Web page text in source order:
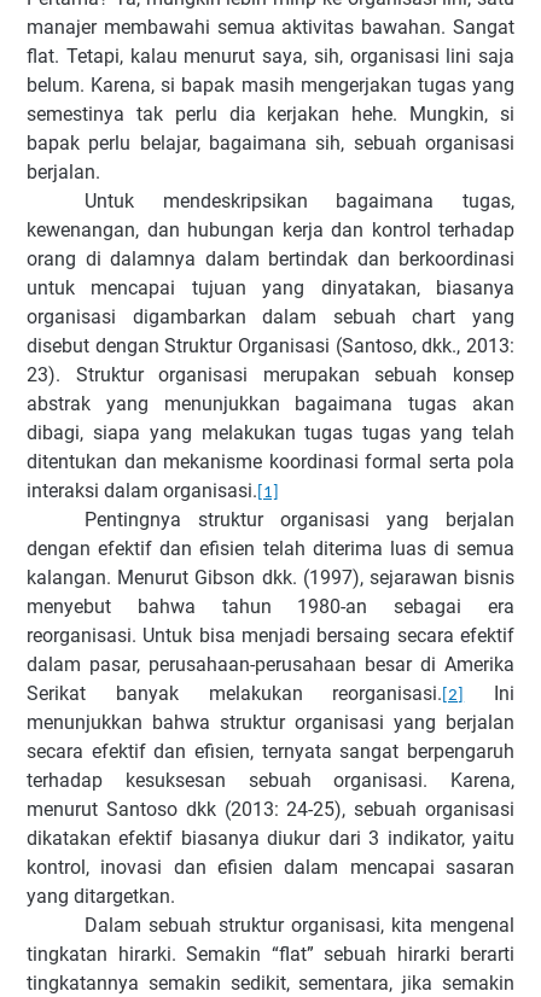
manajer membawahi semua aktivitas bawahan. Sangat
flat. Tetapi, kalau menurut saya, sih, organisasi lini saja
belum. Karena, si bapak masih mengerjakan tugas yang
semestinya tak perlu dia kerjakan hehe. Mungkin, si
bapak perlu belajar, bagaimana sih, sebuah organisasi
berjalan.
Untuk mendeskripsikan bagaimana tugas,
kewenangan, dan hubungan kerja dan kontrol terhadap
orang di dalamnya dalam bertindak dan berkoordinasi
untuk mencapai tujuan yang dinyatakan, biasanya
organisasi digambarkan dalam sebuah chart yang
disebut dengan Struktur Organisasi (Santoso, dkk., 2013:
23). Struktur organisasi merupakan sebuah konsep
abstrak yang menunjukkan bagaimana tugas akan
dibagi, siapa yang melakukan tugas tugas yang telah
ditentukan dan mekanisme koordinasi formal serta pola
interaksi dalam organisasi. [1]
Pentingnya struktur organisasi yang berjalan
dengan efektif dan efisien telah diterima luas di semua
kalangan. Menurut Gibson dkk. (1997), sejarawan bisnis
menyebut bahwa tahun 1980-an sebagai era
reorganisasi. Untuk bisa menjadi bersaing secara efektif
dalam pasar, perusahaan-perusahaan besar di Amerika
Serikat banyak melakukan reorganisasi. [2]
Ini
menunjukkan bahwa struktur organisasi yang berjalan
secara efektif dan efisien, ternyata sangat berpengaruh
terhadap kesuksesan sebuah organisasi. Karena,
menurut Santoso dkk (2013: 24-25), sebuah organisasi
dikatakan efektif biasanya diukur dari 3 indikator, yaitu
kontrol, inovasi dan efisien dalam mencapai sasaran
yang ditargetkan.
Dalam sebuah struktur organisasi, kita mengenal
tingkatan hirarki. Semakin “flat” sebuah hirarki berarti
tingkatannya semakin sedikit, sementara, jika semakin